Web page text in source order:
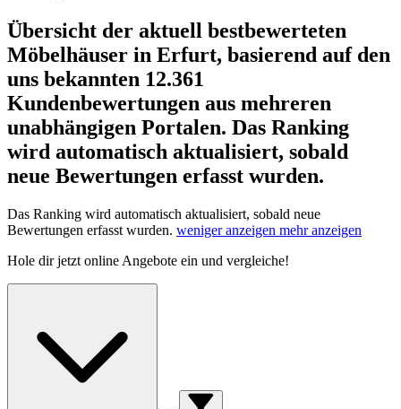
Übersicht der aktuell bestbewerteten
Möbelhäuser in Erfurt, basierend auf den
uns bekannten 12.361
Kundenbewertungen aus mehreren
unabhängigen Portalen. Das Ranking
wird automatisch aktualisiert, sobald
neue Bewertungen erfasst wurden.
Das Ranking wird automatisch aktualisiert, sobald neue
Bewertungen erfasst wurden. weniger anzeigen mehr anzeigen
Hole dirjetzt online Angebote ein und vergleiche!